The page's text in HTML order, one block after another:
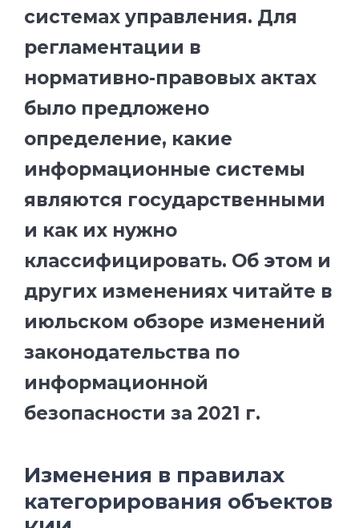
системах управления. Для
регламентации в
нормативно-правовых актах
было предложено
определение, какие
информационные системы
являются государственными
и как их нужно
классифицировать. Об этом и
других изменениях читайте в
июльском обзоре изменений
законодательства по
информационной
безопасности за 2021 г.
Изменения в правилах
категорирования объектов